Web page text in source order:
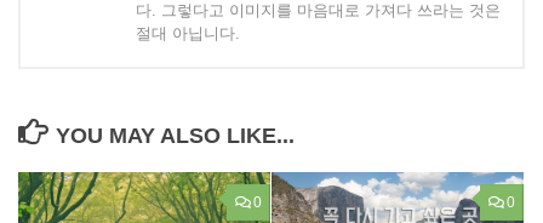
다. 그렇다고 이미지를 마음대로 가져다 쓰라는 것은
절대 아닙니다.
YOU MAY ALSO LIKE...
0 0